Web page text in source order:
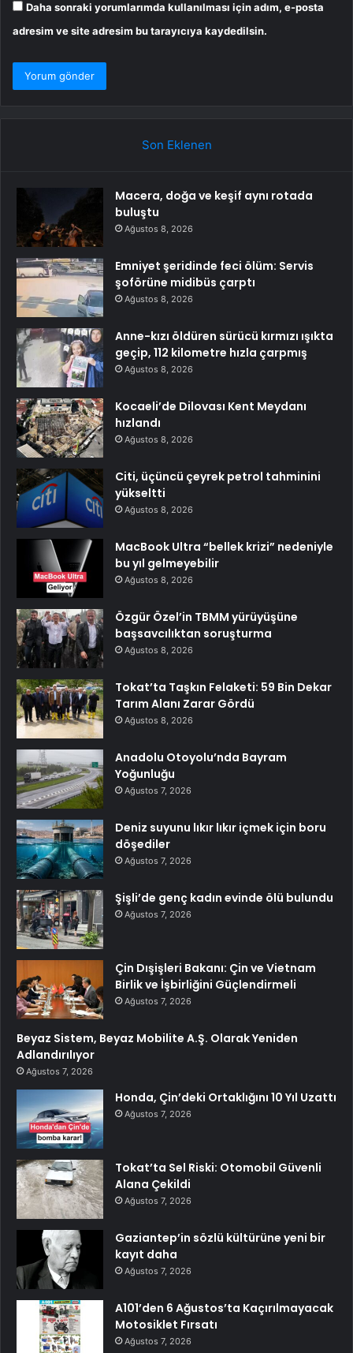
Daha sonraki yorumlarımda kullanılması için adım, e-posta
adresim ve site adresim bu tarayıcıya kaydedilsin.
Son Eklenen
Macera, doğa ve keşif aynı rotada
buluştu
Ağustos 8, 2026
Emniyet şeridinde feci ölüm: Servis
şoförüne midibüs çarptı
Ağustos 8, 2026
Anne-kızı öldüren sürücü kırmızı ışıkta
geçip, 112 kilometre hızla çarpmış
Ağustos 8, 2026
Kocaeli’de Dilovası Kent Meydanı
hızlandı
Ağustos 8, 2026
Citi, üçüncü çeyrek petrol tahminini
yükseltti
Ağustos 8, 2026
MacBook Ultra “bellek krizi” nedeniyle
bu yıl gelmeyebilir
Ağustos 8, 2026
Özgür Özel’in TBMM yürüyüşüne
başsavcılıktan soruşturma
Ağustos 8, 2026
Tokat’ta Taşkın Felaketi: 59 Bin Dekar
Tarım Alanı Zarar Gördü
Ağustos 8, 2026
Anadolu Otoyolu’nda Bayram
Yoğunluğu
Ağustos 7, 2026
Deniz suyunu lıkır lıkır içmek için boru
döşediler
Ağustos 7, 2026
Şişli’de genç kadın evinde ölü bulundu
Ağustos 7, 2026
Çin Dışişleri Bakanı: Çin ve Vietnam
Birlik ve İşbirliğini Güçlendirmeli
Ağustos 7, 2026
Beyaz Sistem, Beyaz Mobilite A.Ş. Olarak Yeniden
Adlandırılıyor
Ağustos 7, 2026
Honda, Çin’deki Ortaklığını 10 Yıl Uzattı
Ağustos 7, 2026
Tokat’ta Sel Riski: Otomobil Güvenli
Alana Çekildi
Ağustos 7, 2026
Gaziantep’in sözlü kültürüne yeni bir
kayıt daha
Ağustos 7, 2026
A101’den 6 Ağustos’ta Kaçırılmayacak
Motosiklet Fırsatı
Ağustos 7, 2026